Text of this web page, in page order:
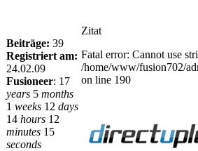
Beiträge: 39
Registriert am:
24.02.09
Fusioneer: 17
years 5 months
1 weeks 12 days
14 hours 12
minutes 15
seconds
Zitat
Fatal error: Cannot use
/home/www/fusion702/
on line 190